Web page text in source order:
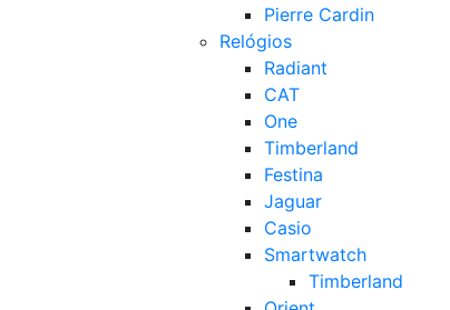
Pierre Cardin
Relógios
Radiant
CAT
One
Timberland
Festina
Jaguar
Casio
Smartwatch
Timberland